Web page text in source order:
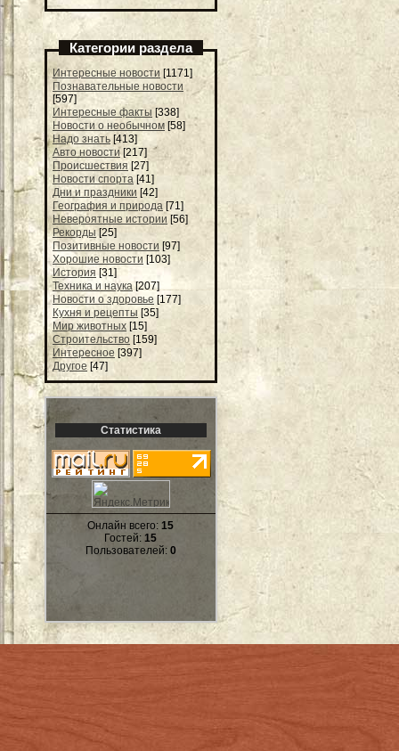
Категории раздела
Интересные новости [1171]
Познавательные новости
[597]
Интересные факты [338]
Новости о необычном [58]
Надо знать [413]
Авто новости [217]
Происшествия [27]
Новости спорта [41]
Дни и праздники [42]
География и природа [71]
Невероятные истории [56]
Рекорды [25]
Позитивные новости [97]
Хорошие новости [103]
История [31]
Техника и наука [207]
Новости о здоровье [177]
Кухня и рецепты [35]
Мир животных [15]
Строительство [159]
Интересное [397]
Другое [47]
Статистика
Онлайн всего: 15
Гостей: 15
Пользователей: 0